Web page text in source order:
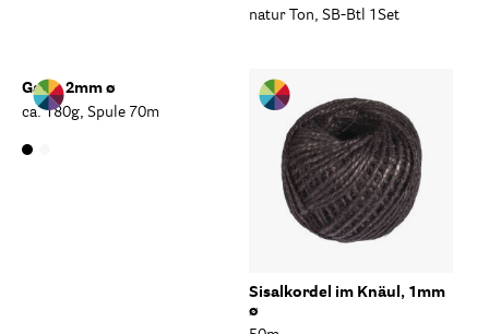
natur Ton, SB-Btl 1Set
Garn, 2mm ø
ca. 180g, Spule 70m
Sisalkordel im Knäul, 1mm
ø